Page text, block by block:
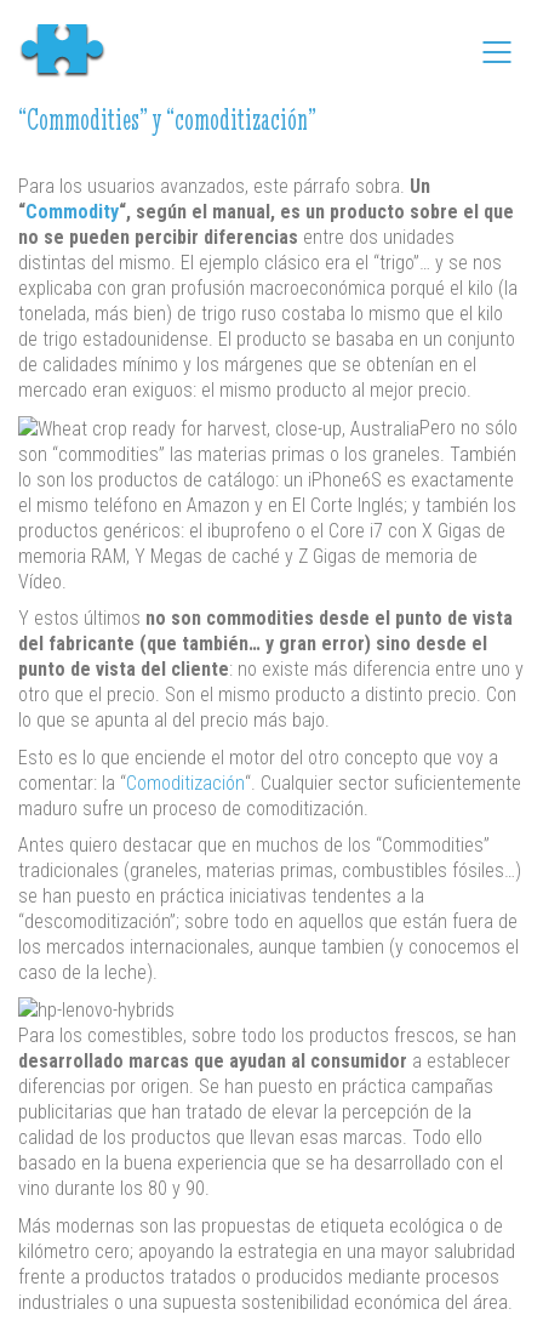
“Commodities” y “comoditización”
Para los usuarios avanzados, este párrafo sobra. Un
“Commodity“, según el manual, es un producto sobre el que
no se pueden percibir diferencias entre dos unidades
distintas del mismo. El ejemplo clásico era el “trigo”… y se nos
explicaba con gran profusión macroeconómica porqué el kilo (la
tonelada, más bien) de trigo ruso costaba lo mismo que el kilo
de trigo estadounidense. El producto se basaba en un conjunto
de calidades mínimo y los márgenes que se obtenían en el
mercado eran exiguos: el mismo producto al mejor precio.
Pero no sólo
son “commodities” las materias primas o los graneles. También
lo son los productos de catálogo: un iPhone6S es exactamente
el mismo teléfono en Amazon y en El Corte Inglés; y también los
productos genéricos: el ibuprofeno o el Core i7 con X Gigas de
memoria RAM, Y Megas de caché y Z Gigas de memoria de
Vídeo.
Y estos últimos no son commodities desde el punto de vista
del fabricante (que también… y gran error) sino desde el
punto de vista del cliente: no existe más diferencia entre uno y
otro que el precio. Son el mismo producto a distinto precio. Con
lo que se apunta al del precio más bajo.
Esto es lo que enciende el motor del otro concepto que voy a
comentar: la “Comoditización“. Cualquier sector suficientemente
maduro sufre un proceso de comoditización.
Antes quiero destacar que en muchos de los “Commodities”
tradicionales (graneles, materias primas, combustibles fósiles…)
se han puesto en práctica iniciativas tendentes a la
“descomoditización”; sobre todo en aquellos que están fuera de
los mercados internacionales, aunque tambien (y conocemos el
caso de la leche).
Para los comestibles, sobre todo los productos frescos, se han
desarrollado marcas que ayudan al consumidor a establecer
diferencias por origen. Se han puesto en práctica campañas
publicitarias que han tratado de elevar la percepción de la
calidad de los productos que llevan esas marcas. Todo ello
basado en la buena experiencia que se ha desarrollado con el
vino durante los 80 y 90.
Más modernas son las propuestas de etiqueta ecológica o de
kilómetro cero; apoyando la estrategia en una mayor salubridad
frente a productos tratados o producidos mediante procesos
industriales o una supuesta sostenibilidad económica del área.